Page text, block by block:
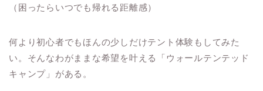
（困ったらいつでも帰れる距離感）
何より初心者でもほんの少しだけテント体験もしてみた
い。そんなわがままな希望を叶える「ウォールテンテッド
キャンプ」がある。